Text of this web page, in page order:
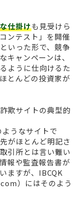
仕掛けも見受けら
ンテスト」を開催
いった形で、競争
キャンペーンは、
ように仕向けるた
とんどの投資家が
欺サイトの典型的
うなサイトで
がほとんど明記さ
引所とは言い難い
報や監査報告書が
ますが、IBCQK
）にはそのよう